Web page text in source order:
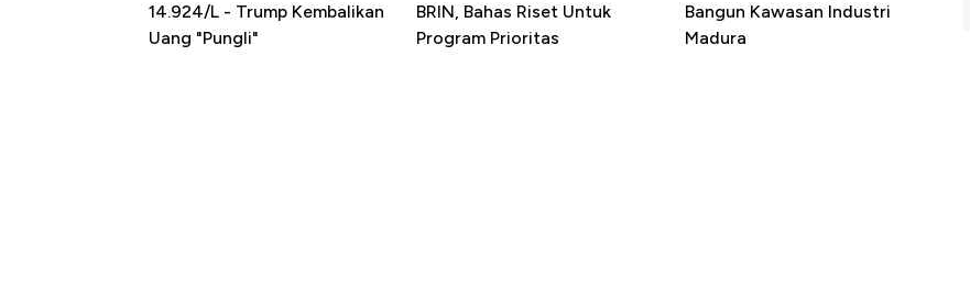
14.924/L - Trump Kembalikan
Uang "Pungli"
BRIN, Bahas Riset Untuk
Program Prioritas
Bangun Kawasan Industri
Madura